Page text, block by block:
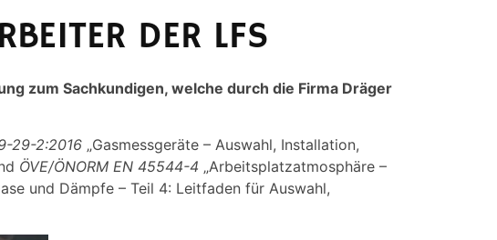
DER LFS
zum Sachkundigen, welche durch die Firma Dräger
29-2:2016 „Gasmessgeräte – Auswahl, Installation,
ÖVE/ÖNORM EN 45544-4 „Arbeitsplatzatmosphäre –
und Dämpfe – Teil 4: Leitfaden für Auswahl,